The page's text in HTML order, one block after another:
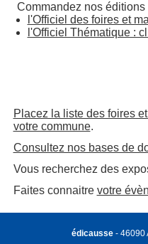
Commandez nos éditions
l'Officiel des foires et
l'Officiel Thématique :
Placez la liste des foires
votre commune.
Consultez nos bases de
Vous recherchez des
Faites connaitre votre
édicausse - 46090